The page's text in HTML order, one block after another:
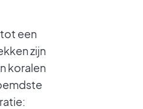
een
zijn
koralen